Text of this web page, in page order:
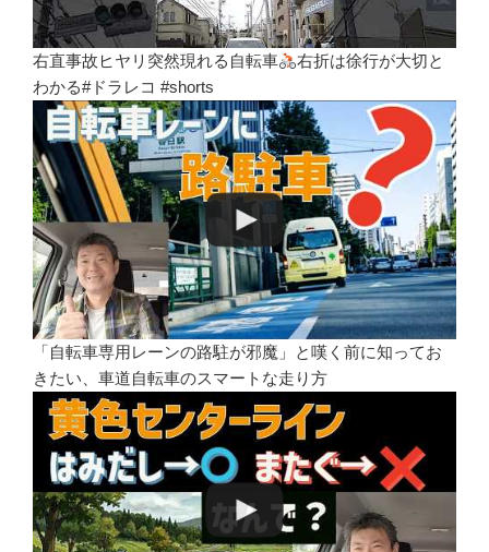
右直事故ヒヤリ突然現れる自転車
右折は徐行が大切と
わかる#ドラレコ #shorts
「自転車専用レーンの路駐が邪魔」と嘆く前に知ってお
きたい、車道自転車のスマートな走り方